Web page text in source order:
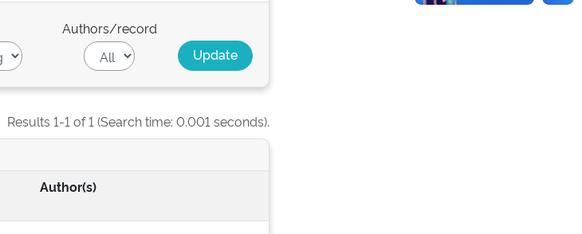
Authors/record
Results 1-1 of 1 (Search time: 0.001 seconds).
Author(s)